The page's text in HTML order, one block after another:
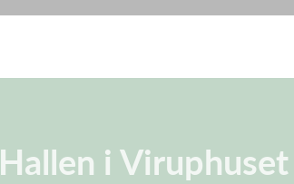
Hallen i Viruphuset